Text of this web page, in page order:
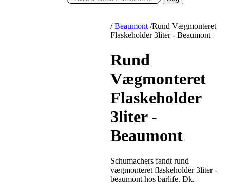
/ Beaumont /Rund Vægmonteret
Flaskeholder 3liter - Beaumont
Rund
Vægmonteret
Flaskeholder
3liter -
Beaumont
Schumachers fandt rund
vægmonteret flaskeholder 3liter -
beaumont hos barlife. Dk.